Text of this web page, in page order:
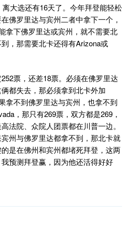
离大选还有16天了。今年拜登能轻松
佛罗里达与宾州二者中拿下一个，
拿下佛罗里达或宾州，就不需要北
，那需要北卡还得有Arizona或
票，还差18票。必须在佛罗里达
都失去，那必须拿到北卡外加
拿不到佛罗里达与宾州，也拿不到
，那只有269票，双方都是269，
法院、众院人团票都在川普一边。
州与佛罗里达都拿不到，那北卡就
是在佛州和宾州都堵死拜登，这两
预测拜登赢，因为他还活得好好